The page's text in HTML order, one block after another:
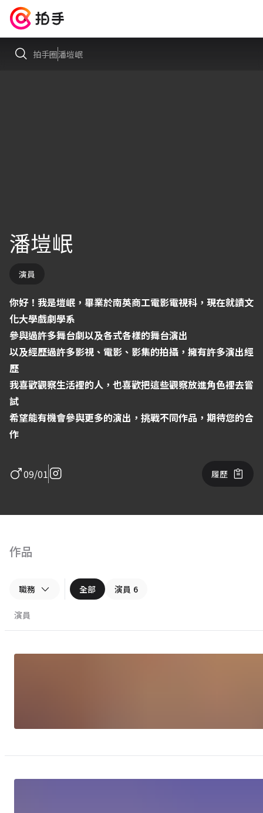
拍手圈潘塏岷
潘塏岷
演員
你好！我是塏岷，畢業於南英商工電影電視科，現在就讀文
化大學戲劇學系
參與過許多舞台劇以及各式各樣的舞台演出
以及經歷過許多影視、電影、影集的拍攝，擁有許多演出經
歷
我喜歡觀察生活裡的人，也喜歡把這些觀察放進角色裡去嘗
試
希望能有機會參與更多的演出，挑戰不同作品，期待您的合
作
09/01 履歷
作品
職務 全部 演員 6
演員